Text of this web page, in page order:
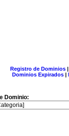
Registro de Dominios|
Dominios Expirados |
Dominio: